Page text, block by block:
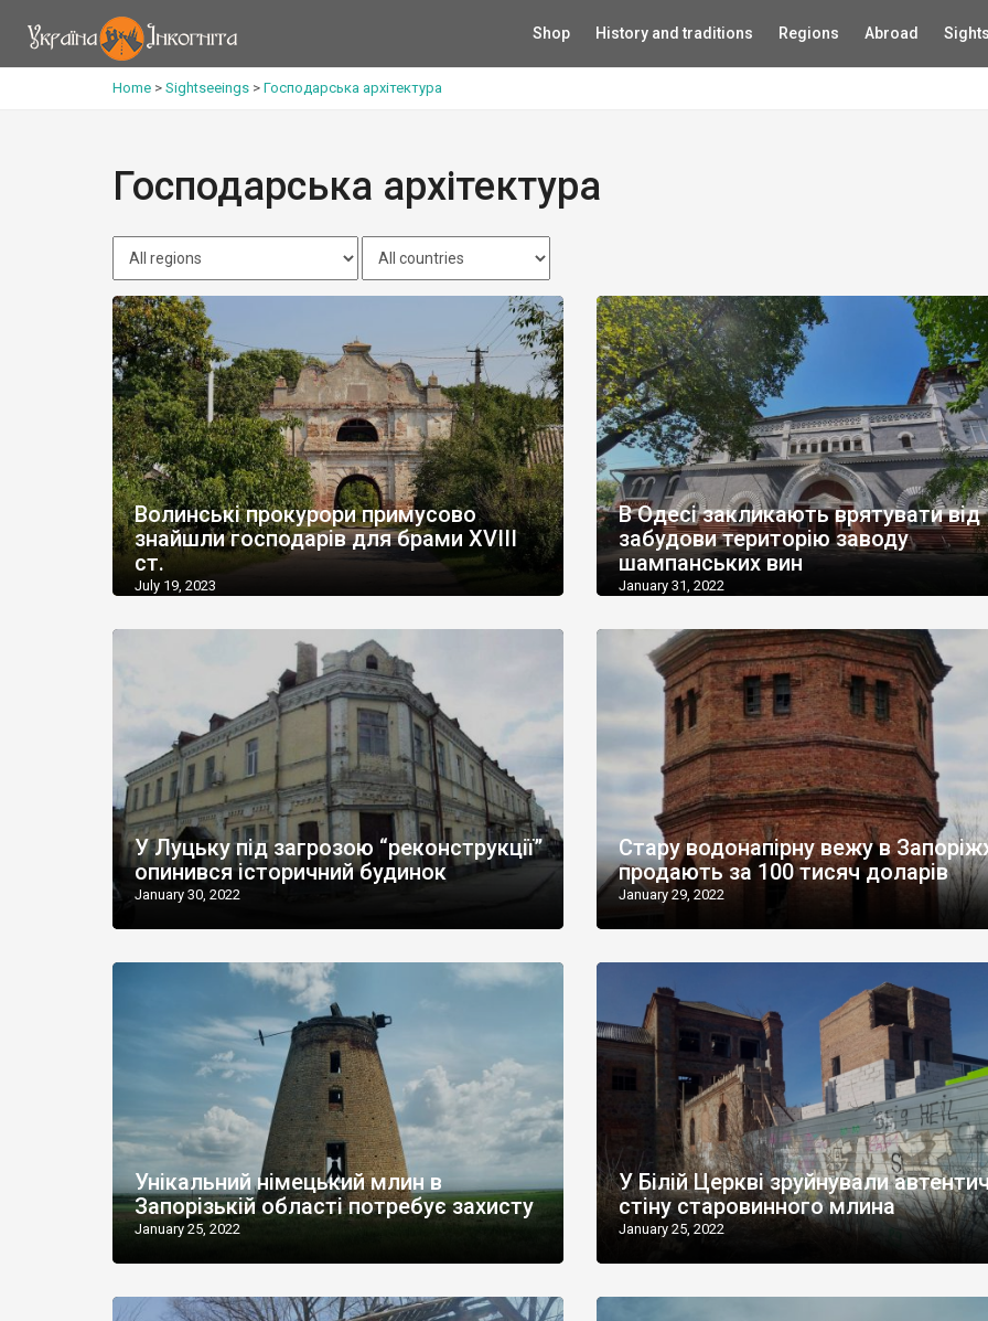
Shop History and traditions Regions Abroad
Home > Sightseeings > Господарська архітектура
Господарська архітектура
Волинські прокурори примусово
знайшли господарів для брами XVIII
ст.
July 19, 2023
В Одесі закликають врятувати від
забудови територію заводу
шампанських вин
January 31, 2022
У Луцьку під загрозою “реконструкції”
опинився історичний будинок
January 30, 2022
Стару водонапірну вежу в
продають за 100 тисяч доларів
January 29, 2022
Унікальний німецький млин в
Запорізькій області потребує захисту
January 25, 2022
У Білій Церкві зруйнували
стіну старовинного млина
January 25, 2022